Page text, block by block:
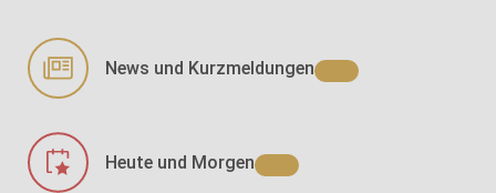
News und Kurzmeldungen
Heute und Morgen